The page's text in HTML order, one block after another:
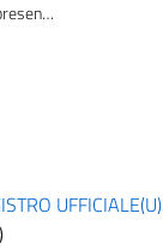
dalla Legge 21 febbraio 2024, n. 16